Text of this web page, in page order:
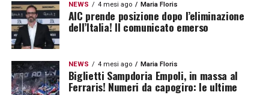
NEWS 4 mesi ago Maria Floris
AIC prende posizione dopo l’eliminazione
dell’Italia! Il comunicato emerso
NEWS 4 mesi ago Maria Floris
Biglietti Sampdoria Empoli, in massa al
Ferraris! Numeri da capogiro: le ultime